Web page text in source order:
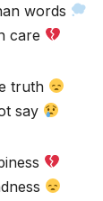
words
care
truth
say